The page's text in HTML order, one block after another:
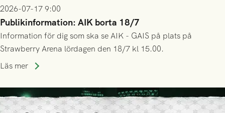
2026-07-17 9:00
Publikinformation: AIK borta 18/7
Information för dig som ska se AIK - GAIS på plats på
Strawberry Arena lördagen den 18/7 kl 15.00.
Läs mer